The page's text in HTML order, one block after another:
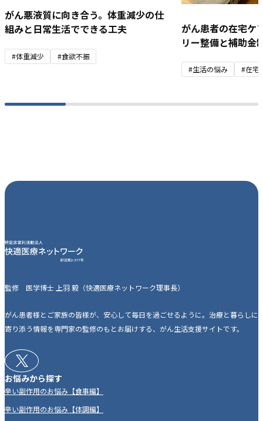
がん悪液質に向き合う。体重減少の仕
組みと日常生活でできる工夫
#体重減少 #食欲不振
がん患者の在宅ケ
リー整備と補助金
#生活の悩み #在宅
監修 医学博士 上羽 毅（快適医療ネットワーク理事長）
がん患者様とご家族の皆様が、安心して毎日を過ごせるように。治療と暮らしに
寄り添う情報を専門家の監修のもとお届けする、がん生活支援サイトです。
お悩みから探す
辛い副作用のお悩み【食事編】
辛い副作用のお悩み【体調編】